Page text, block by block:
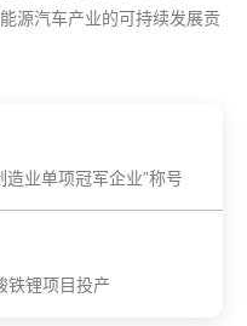
源汽车产业的可持续发展贡
业单项冠军企业”称号
铁锂项目投产